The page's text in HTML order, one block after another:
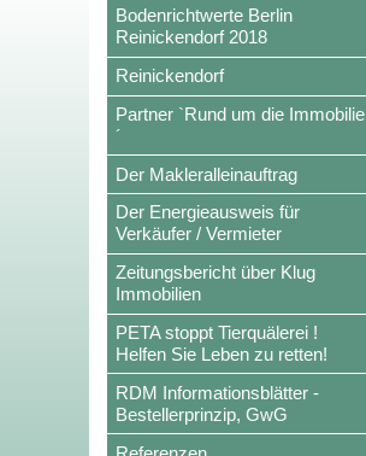
Bodenrichtwerte Berlin
Reinickendorf 2018
Reinickendorf
Partner `Rund um die Immobilie
´
Der Makleralleinauftrag
Der Energieausweis für
Verkäufer / Vermieter
Zeitungsbericht über Klug
Immobilien
PETA stoppt Tierquälerei !
Helfen Sie Leben zu retten!
RDM Informationsblätter -
Bestellerprinzip, GwG